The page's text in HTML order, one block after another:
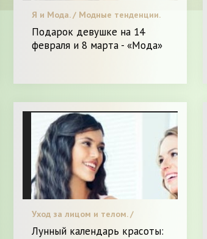
Я и Мода. / Модные тенденции.
Подарок девушке на 14
февраля и 8 марта - «Мода»
Уход за лицом и телом. /
Красота. / Я и Красота.
Лунный календарь красоты: